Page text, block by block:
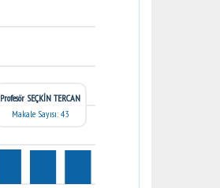
Profesör SEÇKİN TERCAN
Makale Sayısı: 43